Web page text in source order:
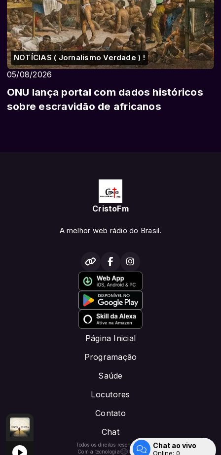
padrao TEMPO DE LOUVAR - DOE PIX: CRISTOFM.NET@GMAIL.COM
Anderson Freire - Contagem Regressiva
NOTÍCIAS ( Jornalismo Verdade ) !
05/08/2026
ONU lança portal com dados históricos
sobre escravidão de africanos
CristoFm
A melhor web rádio do Brasil.
Página Inicial
Programação
Saúde
Locutores
Contato
Chat
Todos os direitos reservados.
Com a tecnologia
Chat ao vivo
Online: 0